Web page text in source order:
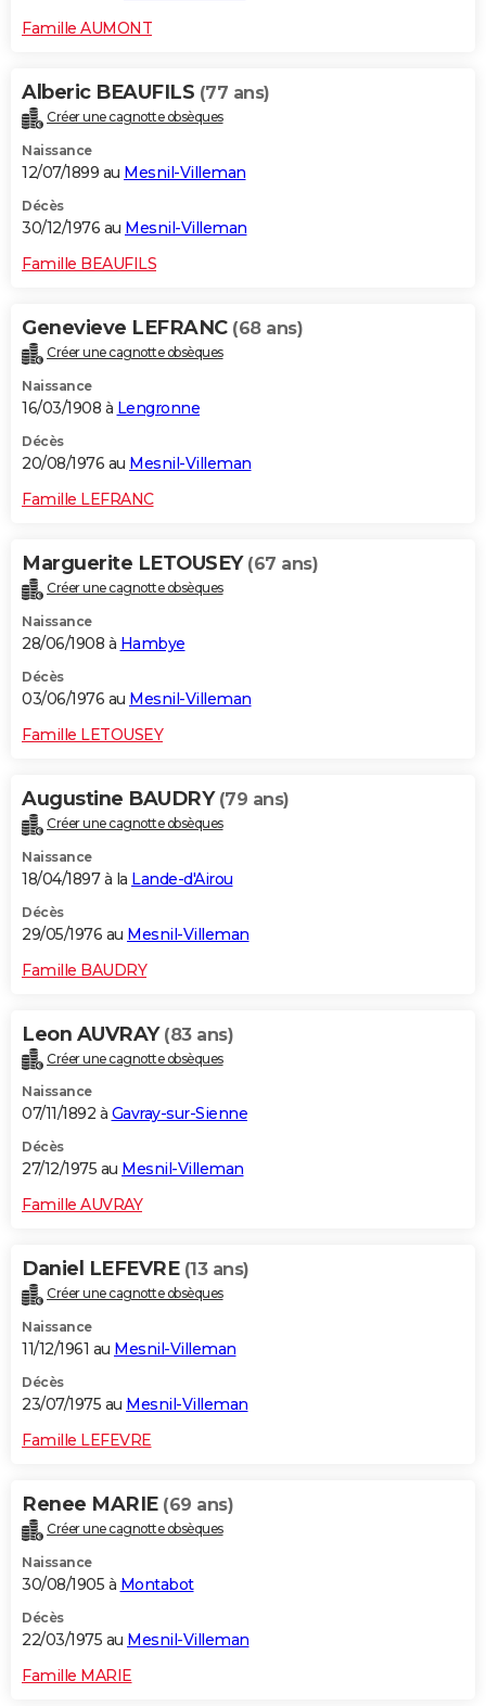
Famille AUMONT
Alberic BEAUFILS (77 ans)
Créer une cagnotte obsèques
Naissance
12/07/1899 au Mesnil-Villeman
Décès
30/12/1976 au Mesnil-Villeman
Famille BEAUFILS
Genevieve LEFRANC (68 ans)
Créer une cagnotte obsèques
Naissance
16/03/1908 à Lengronne
Décès
20/08/1976 au Mesnil-Villeman
Famille LEFRANC
Marguerite LETOUSEY (67 ans)
Créer une cagnotte obsèques
Naissance
28/06/1908 à Hambye
Décès
03/06/1976 au Mesnil-Villeman
Famille LETOUSEY
Augustine BAUDRY (79 ans)
Créer une cagnotte obsèques
Naissance
18/04/1897 à la Lande-d'Airou
Décès
29/05/1976 au Mesnil-Villeman
Famille BAUDRY
Leon AUVRAY (83 ans)
Créer une cagnotte obsèques
Naissance
07/11/1892 à Gavray-sur-Sienne
Décès
27/12/1975 au Mesnil-Villeman
Famille AUVRAY
Daniel LEFEVRE (13 ans)
Créer une cagnotte obsèques
Naissance
11/12/1961 au Mesnil-Villeman
Décès
23/07/1975 au Mesnil-Villeman
Famille LEFEVRE
Renee MARIE (69 ans)
Créer une cagnotte obsèques
Naissance
30/08/1905 à Montabot
Décès
22/03/1975 au Mesnil-Villeman
Famille MARIE